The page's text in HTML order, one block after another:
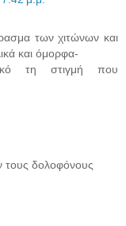
των χιτώνων και
και όμορφα-
τη στιγμή που
τους δολοφόνους